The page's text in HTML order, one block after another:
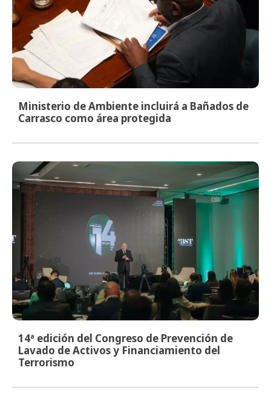
Ministerio de Ambiente incluirá a Bañados de
Carrasco como área protegida
14ª edición del Congreso de Prevención de
Lavado de Activos y Financiamiento del
Terrorismo